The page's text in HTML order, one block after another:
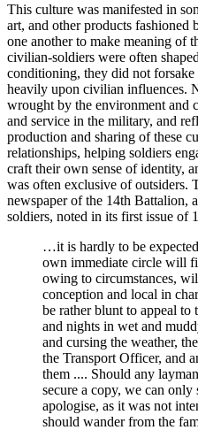
This culture was manifested in
art, and other products fashioned
one another to make meaning of
civilian-soldiers were often
conditioning, they did not
heavily upon civilian influences.
wrought by the environment and
and service in the military, and
production and sharing of these
relationships, helping soldiers
craft their own sense of identity,
was often exclusive of outsiders.
newspaper of the 14th Battalion,
soldiers, noted in its first issue of
…it is hardly to be
own immediate circle will
owing to circumstances,
conception and local in
be rather blunt to appeal to
and nights in wet and
and cursing the weather,
the Transport Officer, and
them .... Should any
secure a copy, we can
apologise, as it was not
should wander from the